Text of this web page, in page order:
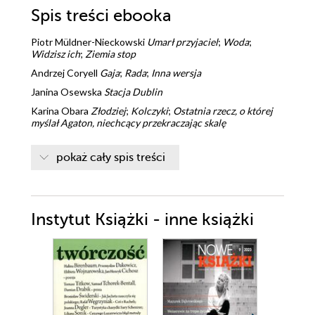
Spis treści ebooka
Piotr Müldner-Nieckowski Umarł przyjaciel; Woda;
Widzisz ich; Ziemia stop
Andrzej Coryell Gaja; Rada; Inna wersja
Janina Osewska Stacja Dublin
Karina Obara Złodziej; Kolczyki; Ostatnia rzecz, o której
myślał Agaton, niechcący przekraczając skalę
mowie;Kilka dni we Florencji;
nie mam;kochać zawsze;Algier Damaszek Tanger;
roszada; Polska każe mi czekać na gole, więc strzelam se
czarne złoto Saudów;czarne na czarnym;s06 e21
wszystkie dziewczyny;śnij gwiazdy
Janusz KorylAureola
Andrzej SulikowskiNarodziny "nowego człowieka".
Owrzodzenie
pokaż cały spis treści
Instytut Książki - inne książki